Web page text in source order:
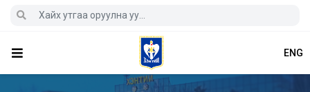
ENG